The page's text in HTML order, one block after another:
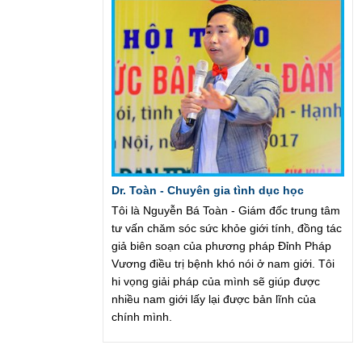
Dr. Toàn - Chuyên gia tình dục học
Tôi là Nguyễn Bá Toàn - Giám đốc trung tâm
tư vấn chăm sóc sức khỏe giới tính, đồng tác
giả biên soạn của phương pháp Đỉnh Pháp
Vương điều trị bệnh khó nói ở nam giới. Tôi
hi vọng giải pháp của mình sẽ giúp được
nhiều nam giới lấy lại được bản lĩnh của
chính mình.